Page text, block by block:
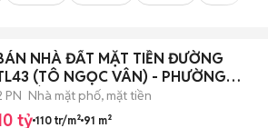
NHÀ ĐẤT MẶT TIỀN ĐƯỜNG
(TÔ NGỌC VÂN) - PHƯỜNG
BÌNH-TPHCM
PN Nhà mặt phố, mặt tiền
tỷ 110 tr/m² 91 m²